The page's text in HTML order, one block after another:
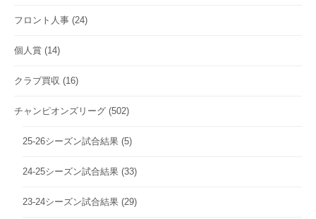
フロント人事 (24)
個人賞 (14)
クラブ買収 (16)
チャンピオンズリーグ (502)
25-26シーズン試合結果 (5)
24-25シーズン試合結果 (33)
23-24シーズン試合結果 (29)